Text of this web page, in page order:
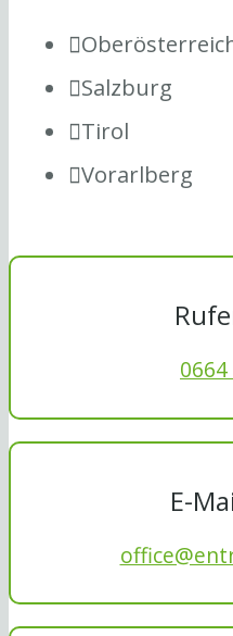
Salzburg
Tirol
Vorarlberg
0664
E-